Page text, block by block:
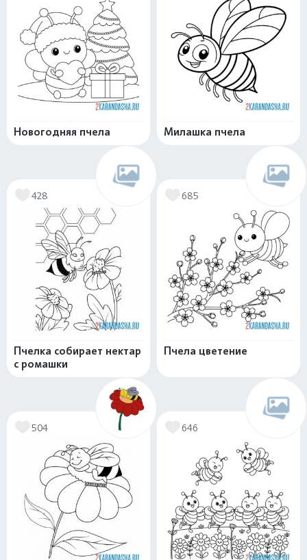
Новогодняя пчела Милашка пчела
428
Пчелка собирает нектар
с ромашки
685
Пчела цветение
504 646